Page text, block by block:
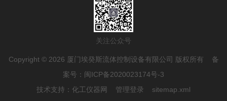
关注公众号
Copyright © 2026 厦门埃癸斯流体控制设备有限公司 版权所有 备
案号： 闽ICP备2020023174号-3
技术支持： 化工仪器网 管理登录 sitemap.xml